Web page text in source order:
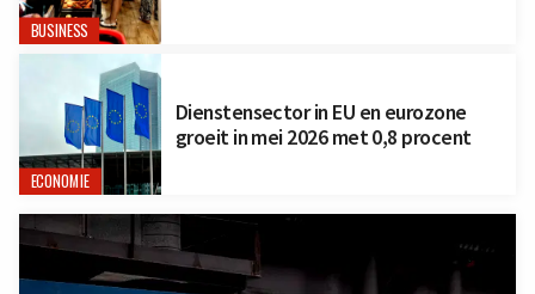
BUSINESS
ECONOMIE
Dienstensector in EU en eurozone
groeit in mei 2026 met 0,8 procent